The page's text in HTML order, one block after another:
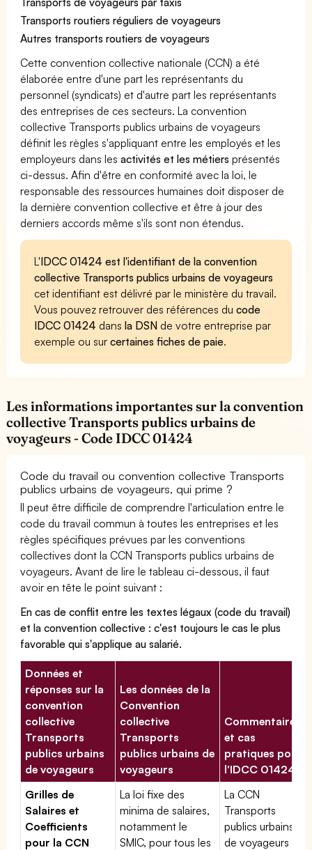
Transports routiers réguliers de voyageurs
Autres transports routiers de voyageurs
Cette convention collective nationale (CCN) a été
élaborée entre d'une part les représentants du
personnel (syndicats) et d'autre part les représentants
des entreprises de ces secteurs. La convention
collective Transports publics urbains de voyageurs
définit les règles s'appliquant entre les employés et les
employeurs dans lesactivités et les métiers présentés
ci-dessus. Afin d'être en conformité avec la loi, le
responsable des ressources humaines doit disposer de
la dernière convention collective et être à jour des
derniers accords même s'ils sont non étendus.
L'IDCC 01424 est l'identifiant de la convention
collective Transports publics urbains de voyageurs
cet identifiant est délivré par le ministère du travail.
Vous pouvez retrouver des références ducode
IDCC 01424 dansla DSN de votre entreprise par
exemple ou surcertaines fiches de paie.
Les informations importantes sur la convention
collective Transports publics urbains de
voyageurs - Code IDCC 01424
Code du travail ou convention collective Transports
publics urbains de voyageurs, qui prime ?
Il peut être difficile de comprendre l'articulation entre le
code du travail commun à toutes les entreprises et les
règles spécifiques prévues par les conventions
collectives dont la CCN Transports publics urbains de
voyageurs. Avant de lire le tableau ci-dessous, il faut
avoir en tête le point suivant :
En cas de conflit entre les textes légaux (code du travail)
et la convention collective : c'est toujours le cas le plus
favorable qui s'applique au salarié.
Données et
réponses sur la
convention
collective
Transports
publics urbains
de voyageurs
Les données de la
Convention
collective
Transports
publics urbains de
voyageurs
Commentaires
et cas
pratiques pour
l'IDCC 01424
Grilles de
Salaires et
Coefficients
pour la CCN
La loi fixe des
minima de salaires,
notamment le
SMIC, pour tous les
La CCN
Transports
publics urbains
de voyageurs